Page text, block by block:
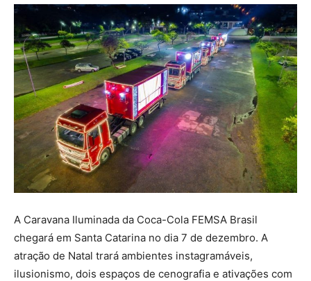
A Caravana Iluminada da Coca-Cola FEMSA Brasil
chegará em Santa Catarina no dia 7 de dezembro. A
atração de Natal trará ambientes instagramáveis,
ilusionismo, dois espaços de cenografia e ativações com